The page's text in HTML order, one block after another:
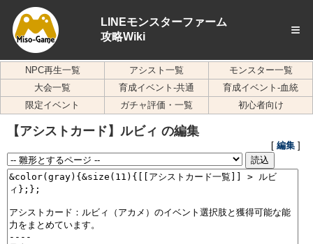
LINEモンスターファーム
攻略Wiki
≡
NPC再生一覧 アシスト一覧
モンスター一覧
大会一覧
育成イベント-共通
育成イベント-血統
限定イベント
ガチャ評価・一覧 初心者向け
【アシストカード】ルビィ の編集
[ 編集 ]